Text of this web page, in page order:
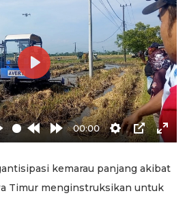
Rewind
10s
Forward
00:00
Settings
PIP
Play
kemarau panjang akibat
Timur menginstruksikan untuk